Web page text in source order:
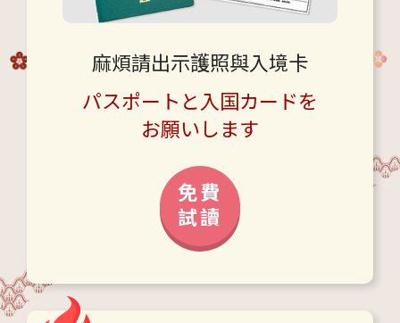
麻煩請出示護照與入境卡
パスポートと入国カードを
お願いします
免費
試讀